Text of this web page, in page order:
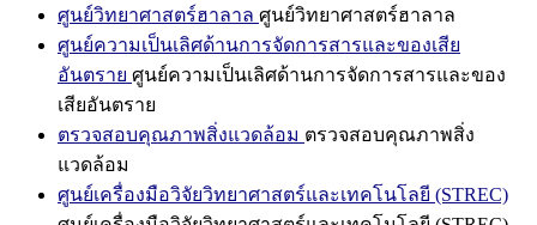
ศูนย์วิทยาศาสตร์ฮาลาล ศูนย์วิทยาศาสตร์ฮาลาล
ศูนย์ความเป็นเลิศด้านการจัดการสารและของเสีย
อันตราย ศูนย์ความเป็นเลิศด้านการจัดการสารและของ
เสียอันตราย
ตรวจสอบคุณภาพสิ่งแวดล้อม ตรวจสอบคุณภาพสิ่ง
แวดล้อม
ศูนย์เครื่องมือวิจัยวิทยาศาสตร์และเทคโนโลยี (STREC)